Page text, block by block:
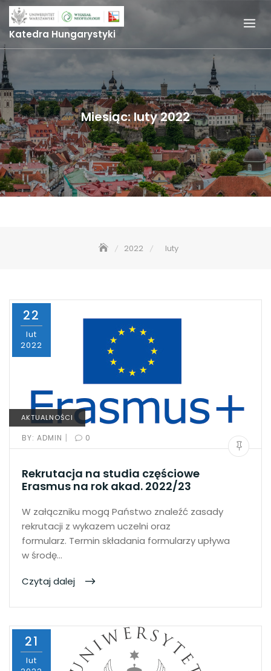
Skip
content
Katedra Hungarystyki
Miesiąc:luty 2022
2022 luty
22
lut
2022
AKTUALNOŚCI
BY: ADMIN | 0
Rekrutacja na studia częściowe
Erasmus na rok akad. 2022/23
W załączniku mogą Państwo znaleźć zasady
rekrutacji z wykazem uczelni oraz
formularz. Termin składania formularzy upływa
w środę…
Czytaj dalej
21
lut